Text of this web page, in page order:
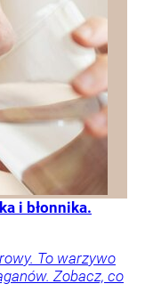
i błonnika.
To warzywo
Zobacz, co